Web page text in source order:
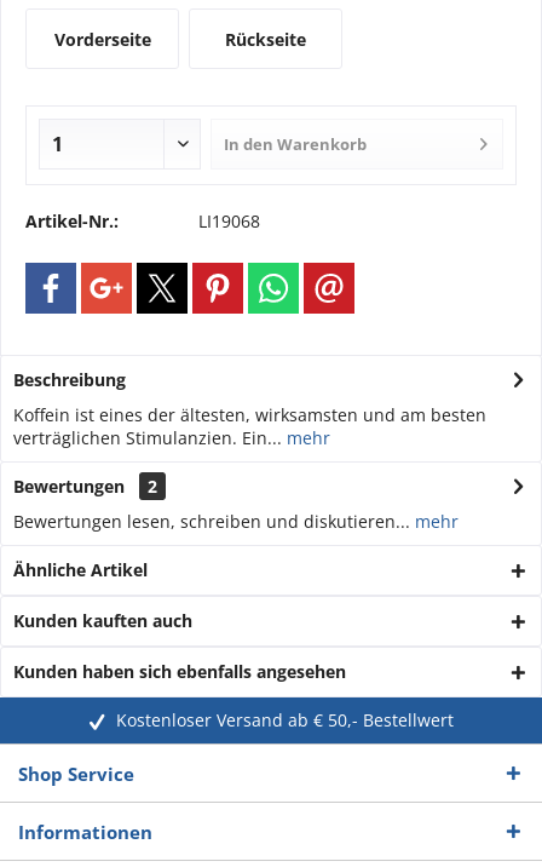
Vorderseite Rückseite
In den Warenkorb
Artikel-Nr.: LI19068
Beschreibung
Koffein ist eines der ältesten, wirksamsten und am besten
verträglichen Stimulanzien. Ein... mehr
Bewertungen
2
Bewertungen lesen, schreiben und diskutieren... mehr
Ähnliche Artikel
Kunden kauften auch
Kunden haben sich ebenfalls angesehen
Kostenloser Versand ab € 50,- Bestellwert
Shop Service
Informationen